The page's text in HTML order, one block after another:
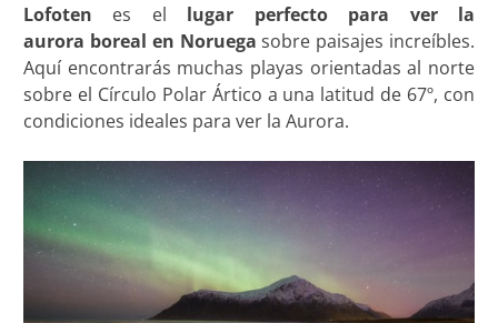
Lofoten es el lugar perfecto para ver la
aurora boreal en Noruegasobre paisajes increíbles.
Aquí encontrarás muchas playas orientadas al norte
sobre el Círculo Polar Ártico a una latitud de 67º, con
condiciones ideales para ver la Aurora.